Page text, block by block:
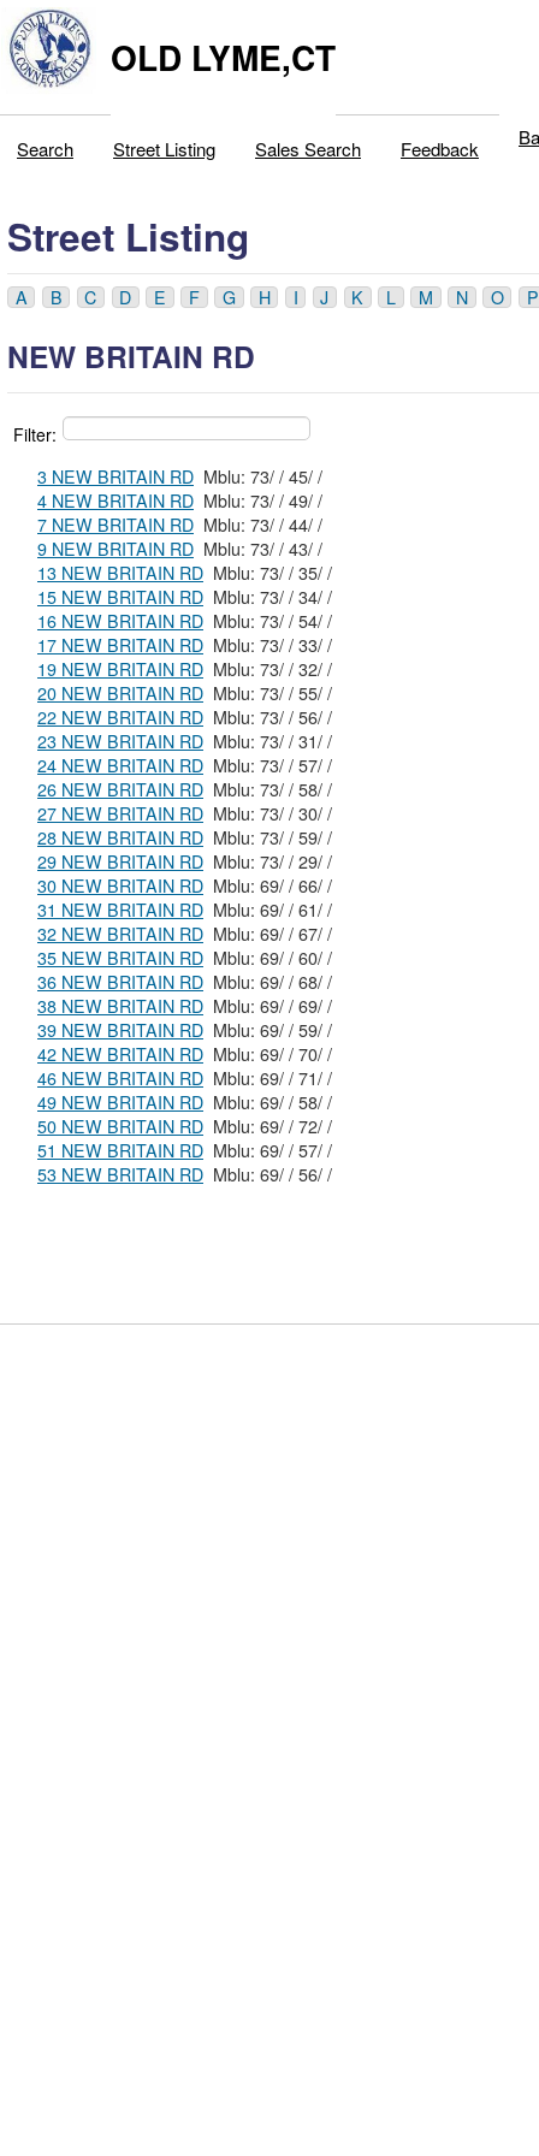
OLD LYME,CT
Search Street Listing Sales Search Feedback
Street Listing
A B C D E F G H I J K L M N O P
NEW BRITAIN RD
Filter:
3 NEW BRITAIN RD
Mblu: 73/ / 45/ /
4 NEW BRITAIN RD
Mblu: 73/ / 49/ /
7 NEW BRITAIN RD
Mblu: 73/ / 44/ /
9 NEW BRITAIN RD
Mblu: 73/ / 43/ /
13 NEW BRITAIN RD
Mblu: 73/ / 35/ /
15 NEW BRITAIN RD
Mblu: 73/ / 34/ /
16 NEW BRITAIN RD
Mblu: 73/ / 54/ /
17 NEW BRITAIN RD
Mblu: 73/ / 33/ /
19 NEW BRITAIN RD
Mblu: 73/ / 32/ /
20 NEW BRITAIN RD
Mblu: 73/ / 55/ /
22 NEW BRITAIN RD
Mblu: 73/ / 56/ /
23 NEW BRITAIN RD
Mblu: 73/ / 31/ /
24 NEW BRITAIN RD
Mblu: 73/ / 57/ /
26 NEW BRITAIN RD
Mblu: 73/ / 58/ /
27 NEW BRITAIN RD
Mblu: 73/ / 30/ /
28 NEW BRITAIN RD
Mblu: 73/ / 59/ /
29 NEW BRITAIN RD
Mblu: 73/ / 29/ /
30 NEW BRITAIN RD
Mblu: 69/ / 66/ /
31 NEW BRITAIN RD
Mblu: 69/ / 61/ /
32 NEW BRITAIN RD
Mblu: 69/ / 67/ /
35 NEW BRITAIN RD
Mblu: 69/ / 60/ /
36 NEW BRITAIN RD
Mblu: 69/ / 68/ /
38 NEW BRITAIN RD
Mblu: 69/ / 69/ /
39 NEW BRITAIN RD
Mblu: 69/ / 59/ /
42 NEW BRITAIN RD
Mblu: 69/ / 70/ /
46 NEW BRITAIN RD
Mblu: 69/ / 71/ /
49 NEW BRITAIN RD
Mblu: 69/ / 58/ /
50 NEW BRITAIN RD
Mblu: 69/ / 72/ /
51 NEW BRITAIN RD
Mblu: 69/ / 57/ /
53 NEW BRITAIN RD
Mblu: 69/ / 56/ /